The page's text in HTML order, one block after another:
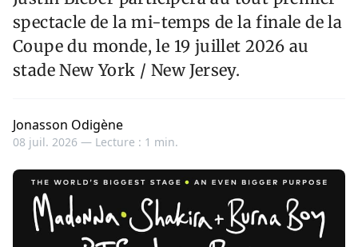
spectacle de la mi-temps de la finale de la
Coupe du monde, le 19 juillet 2026 au
stade New York / New Jersey.
Jonasson Odigène
08 juil. 2026 — Lecture : 1 min.